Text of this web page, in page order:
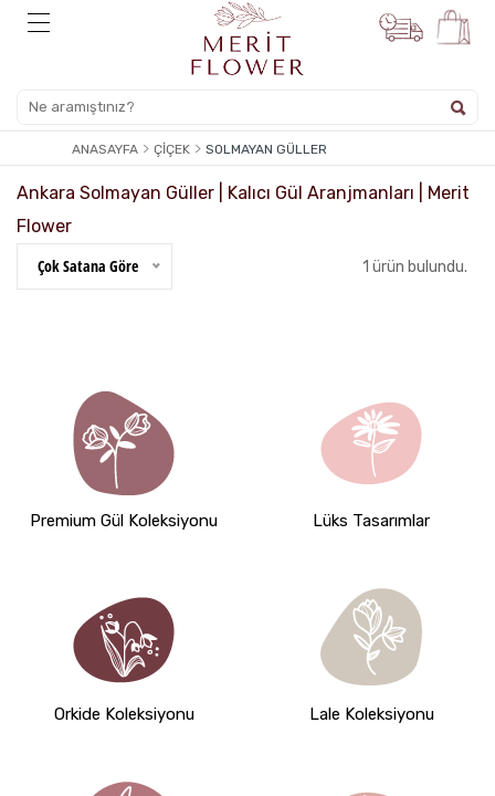
ANASAYFA ÇIÇEK SOLMAYAN GÜLLER
Ankara Solmayan Güller | Kalıcı Gül Aranjmanları | Merit
Flower
Çok Satana Göre
1 ürün bulundu.
Premium Gül Koleksiyonu Lüks Tasarımlar
Orkide Koleksiyonu Lale Koleksiyonu